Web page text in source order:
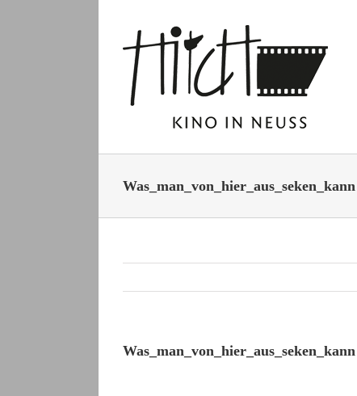
Was_man_von_hier_aus_seken_kann
Was_man_von_hier_aus_seken_kann